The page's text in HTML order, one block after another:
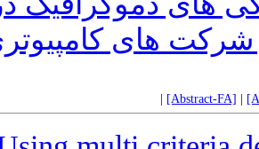
های
[Abstract-FA]